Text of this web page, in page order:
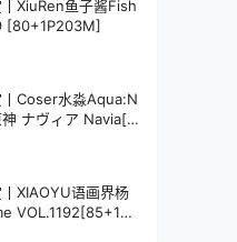
XiuRen鱼子酱Fish
[80+1P203M]
Coser水淼Aqua:N
ナヴィア Navia[5
XIAOYU语画界杨
VOL.1192[85+1P